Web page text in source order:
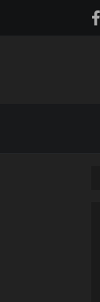
Panneau de